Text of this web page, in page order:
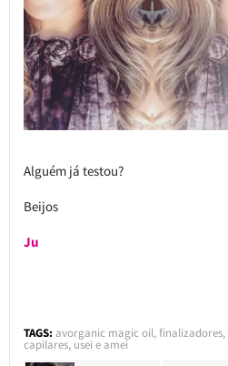
Alguém já testou?
Beijos
Ju
TAGS: avorganic magic oil,finalizadores,
capilares, usei e amei